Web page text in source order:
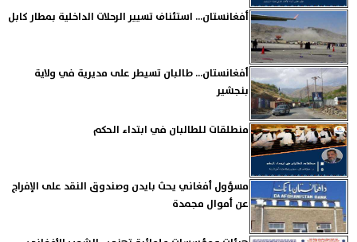
أفغانستان... استئناف تسيير الرحلات الداخلية بمطار كابل
أفغانستان... طالبان تسيطر على مديرية في ولاية
بنجشير
منطلقات للطالبان في ابتداء الحكم
مسؤول أفغاني يحث بايدن وصندوق النقد على الإفراج
عن أموال مجمدة